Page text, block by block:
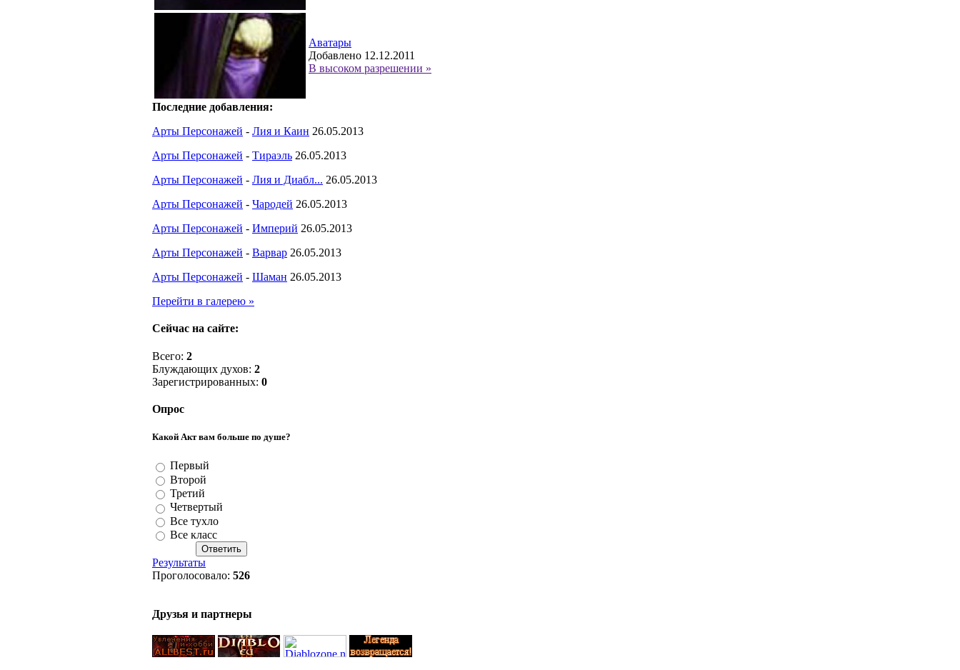
Аватары
Добавлено 12.12.2011
В высоком разрешении »
Последние добавления:
Арты Персонажей - Лия и Каин 26.05.2013
Арты Персонажей - Тираэль 26.05.2013
Арты Персонажей - Лия и Диабл... 26.05.2013
Арты Персонажей - Чародей 26.05.2013
Арты Персонажей - Империй 26.05.2013
Арты Персонажей - Варвар 26.05.2013
Арты Персонажей - Шаман 26.05.2013
Перейти в галерею »
Сейчас на сайте:
Всего: 2
Блуждающих духов: 2
Зарегистрированных: 0
Опрос
Какой Акт вам больше по душе?
Первый
Второй
Третий
Четвертый
Все тухло
Все класс
Результаты
Проголосовало: 526
Друзья и партнеры